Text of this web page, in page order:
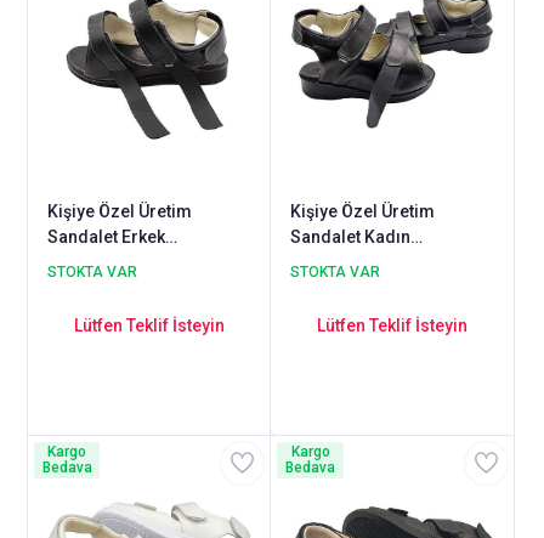
Kişiye Özel Üretim
Sandalet Erkek
ODS110SXL
STOKTA VAR
Lütfen Teklif İsteyin
Kişiye Özel Üretim
Sandalet Kadın
ODS105XL
STOKTA VAR
Lütfen Teklif İsteyin
Kargo
Bedava
Kargo
Bedava